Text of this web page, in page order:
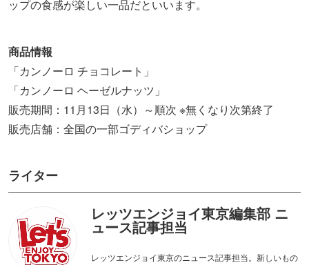
ップの食感が楽しい一品だといいます。
商品情報
「カンノーロ チョコレート」
「カンノーロ ヘーゼルナッツ」
販売期間：11月13日（水）～順次 ※無くなり次第終了
販売店舗：全国の一部ゴディバショップ
ライター
レッツエンジョイ東京編集部 ニ
ュース記事担当
レッツエンジョイ東京のニュース記事担当。新しいもの